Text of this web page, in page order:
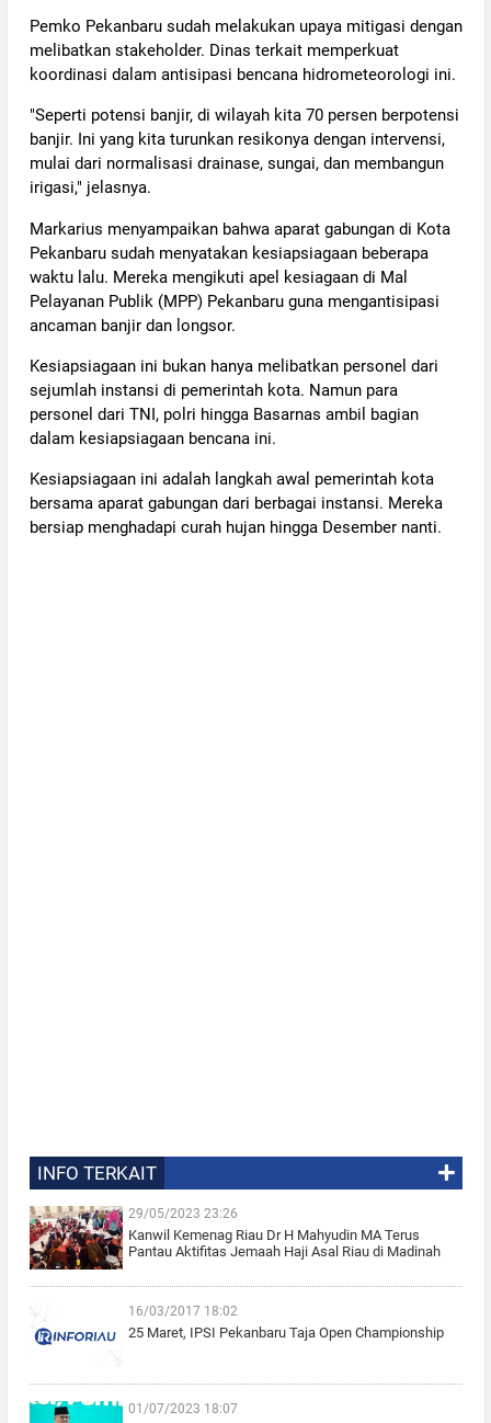
‎Pemko Pekanbaru sudah melakukan upaya mitigasi dengan
melibatkan stakeholder. Dinas terkait memperkuat
koordinasi dalam antisipasi bencana hidrometeorologi ini.
‎"Seperti potensi banjir, di wilayah kita 70 persen berpotensi
banjir. Ini yang kita turunkan resikonya dengan intervensi,
mulai dari normalisasi drainase, sungai, dan membangun
irigasi," jelasnya.
‎Markarius menyampaikan bahwa aparat gabungan di Kota
Pekanbaru sudah menyatakan kesiapsiagaan beberapa
waktu lalu. Mereka mengikuti apel kesiagaan di Mal
Pelayanan Publik (MPP) Pekanbaru guna mengantisipasi
ancaman banjir dan longsor.
‎Kesiapsiagaan ini bukan hanya melibatkan personel dari
sejumlah instansi di pemerintah kota. Namun para
personel dari TNI, polri hingga Basarnas ambil bagian
dalam kesiapsiagaan bencana ini.
‎Kesiapsiagaan ini adalah langkah awal pemerintah kota
bersama aparat gabungan dari berbagai instansi. Mereka
bersiap menghadapi curah hujan hingga Desember nanti.
INFO TERKAIT
29/05/2023 23:26
Kanwil Kemenag Riau Dr H Mahyudin MA Terus
Pantau Aktifitas Jemaah Haji Asal Riau di Madinah
16/03/2017 18:02
25 Maret, IPSI Pekanbaru Taja Open Championship
01/07/2023 18:07